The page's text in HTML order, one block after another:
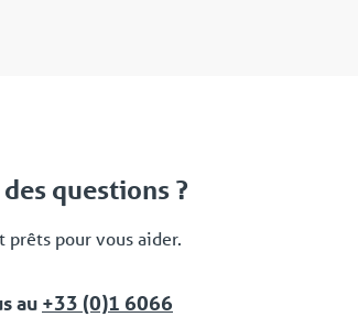
questions ?
prêts pour vous aider.
au +33 (0)1 6066